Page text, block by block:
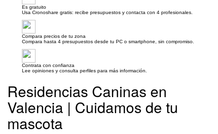
Es gratuito
Usa Cronoshare gratis: recibe presupuestos y contacta con 4 profesionales.
Compara precios de tu zona
Compara hasta 4 presupuestos desde tu PC o smartphone, sin compromiso.
Contrata con confianza
Lee opiniones y consulta perfiles para más información.
Residencias Caninas en
Valencia | Cuidamos de tu
mascota